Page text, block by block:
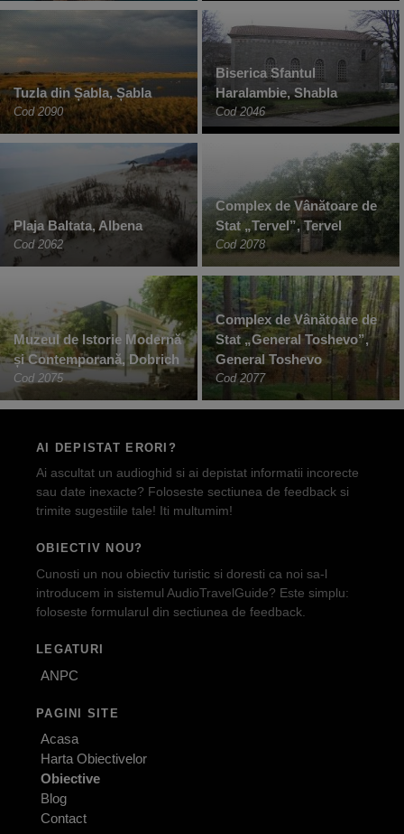
Tuzla din Șabla, Șabla
Cod 2090
Biserica Sfantul
Haralambie, Shabla
Cod 2046
Plaja Baltata, Albena
Cod 2062
Complex de Vânătoare de
Stat „Tervel”, Tervel
Cod 2078
Muzeul de Istorie Modernă
și Contemporană, Dobrich
Cod 2075
Complex de Vânătoare de
Stat „General Toshevo”,
General Toshevo
Cod 2077
AI DEPISTAT ERORI?
Ai ascultat un audioghid si ai depistat informatii incorecte
sau date inexacte? Foloseste sectiunea de feedback si
trimite sugestiile tale! Iti multumim!
OBIECTIV NOU?
Cunosti un nou obiectiv turistic si doresti ca noi sa-l
introducem in sistemul AudioTravelGuide? Este simplu:
foloseste formularul din sectiunea de feedback.
LEGATURI
ANPC
PAGINI SITE
Acasa
Harta Obiectivelor
Obiective
Blog
Contact